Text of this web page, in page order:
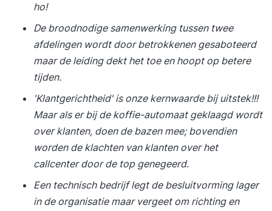
ho!
De broodnodige samenwerking tussen twee
afdelingen wordt door betrokkenen gesaboteerd
maar de leiding dekt het toe en hoopt op betere
tijden.
'Klantgerichtheid' is onze kernwaarde bij uitstek!!!
Maar als er bij de koffie-automaat geklaagd wordt
over klanten, doen de bazen mee; bovendien
worden de klachten van klanten over het
callcenter door de top genegeerd.
Een technisch bedrijf legt de besluitvorming lager
in de organisatie maar vergeet om richting en